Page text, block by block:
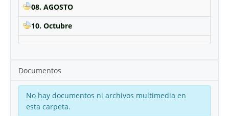
08. AGOSTO
10. Octubre
Documentos
No hay documentos ni archivos multimedia en
esta carpeta.